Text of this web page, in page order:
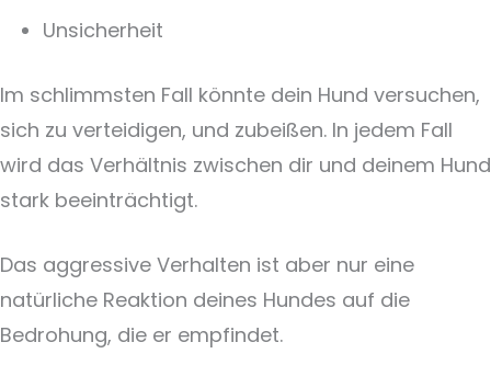
Unsicherheit
Im schlimmsten Fall könnte dein Hund versuchen,
sich zu verteidigen, und zubeißen. In jedem Fall
wird das Verhältnis zwischen dir und deinem Hund
stark beeinträchtigt.
Das aggressive Verhalten ist aber nur eine
natürliche Reaktion deines Hundes auf die
Bedrohung, die er empfindet.